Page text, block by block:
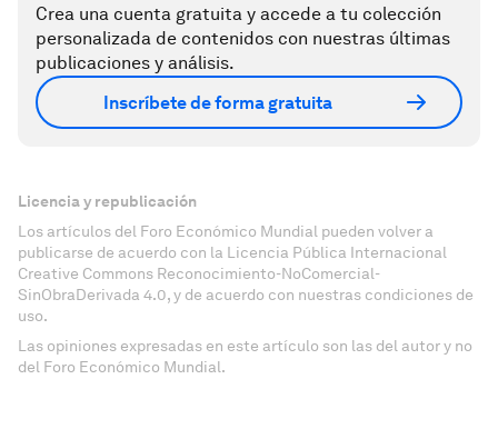
Crea una cuenta gratuita y accede a tu colección
personalizada de contenidos con nuestras últimas
publicaciones y análisis.
Inscríbete de forma gratuita
Licencia y republicación
Los artículos del Foro Económico Mundial pueden volver a
publicarse de acuerdo con la Licencia Pública Internacional
Creative Commons Reconocimiento-NoComercial-
SinObraDerivada 4.0, y de acuerdo con nuestras condiciones de
uso.
Las opiniones expresadas en este artículo son las del autor y no
del Foro Económico Mundial.